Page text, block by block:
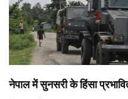
नेपाल में सुनसरी के हिंसा